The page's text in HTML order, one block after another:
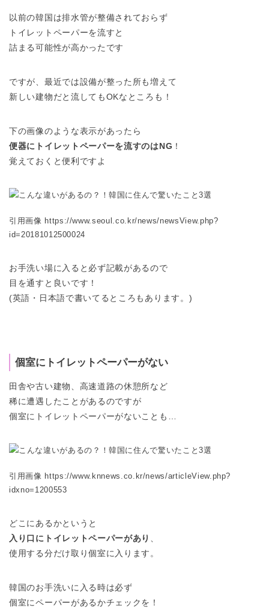
以前の韓国は排水管が整備されておらず
トイレットペーパーを流すと
詰まる可能性が高かったです
ですが、最近では設備が整った所も増えて
新しい建物だと流してもOKなところも！
下の画像のような表示があったら
便器にトイレットペーパーを流すのはNG ！
覚えておくと便利ですよ
引用画像 https://www.seoul.co.kr/news/newsView.php?
id=20181012500024
お手洗い場に入ると必ず記載があるので
目を通すと良いです！
(英語・日本語で書いてるところもあります。)
個室にトイレットペーパーがない
田舎や古い建物、高速道路の休憩所など
稀に遭遇したことがあるのですが
個室にトイレットペーパーがないことも…
引用画像 https://www.knnews.co.kr/news/articleView.php?
idxno=1200553
どこにあるかというと
入り口にトイレットペーパーがあり
使用する分だけ取り個室に入ります。
韓国のお手洗いに入る時は必ず
個室にペーパーがあるかチェックを！